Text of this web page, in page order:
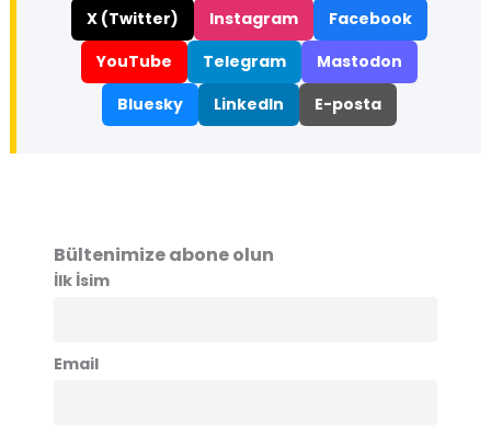
X (Twitter) Instagram
Facebook
YouTube
Telegram
Mastodon
Bluesky
LinkedIn E-posta
Bültenimize abone olun
İlk İsim
Email